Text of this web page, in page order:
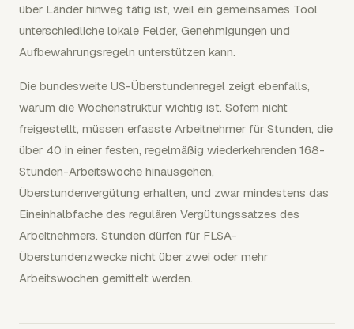
über Länder hinweg tätig ist, weil ein gemeinsames Tool
unterschiedliche lokale Felder, Genehmigungen und
Aufbewahrungsregeln unterstützen kann.
Die bundesweite US-Überstundenregel zeigt ebenfalls,
warum die Wochenstruktur wichtig ist. Sofern nicht
freigestellt, müssen erfasste Arbeitnehmer für Stunden, die
über 40 in einer festen, regelmäßig wiederkehrenden 168-
Stunden-Arbeitswoche hinausgehen,
Überstundenvergütung erhalten, und zwar mindestens das
Eineinhalbfache des regulären Vergütungssatzes des
Arbeitnehmers. Stunden dürfen für FLSA-
Überstundenzwecke nicht über zwei oder mehr
Arbeitswochen gemittelt werden.